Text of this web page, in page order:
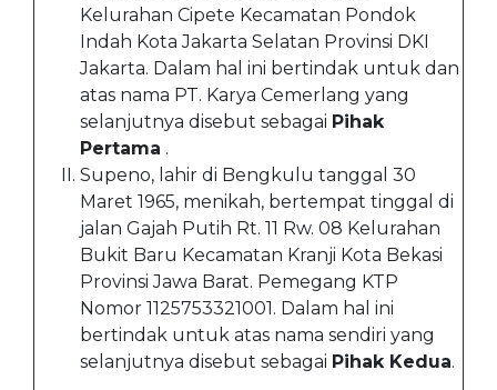
Kelurahan Cipete Kecamatan Pondok
Indah Kota Jakarta Selatan Provinsi DKI
Jakarta. Dalam hal ini bertindak untuk dan
atas nama PT. Karya Cemerlang yang
selanjutnya disebut sebagai Pihak
Pertama .
Supeno, lahir di Bengkulu tanggal 30
Maret 1965, menikah, bertempat tinggal di
jalan Gajah Putih Rt. 11 Rw. 08 Kelurahan
Bukit Baru Kecamatan Kranji Kota Bekasi
Provinsi Jawa Barat. Pemegang KTP
Nomor 1125753321001. Dalam hal ini
bertindak untuk atas nama sendiri yang
selanjutnya disebut sebagai Pihak Kedua.